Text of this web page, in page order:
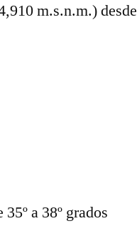
m.s.n.m.) desde
a 38º grados